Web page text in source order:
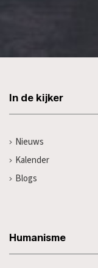
In de kijker
Nieuws
Kalender
Blogs
Humanisme